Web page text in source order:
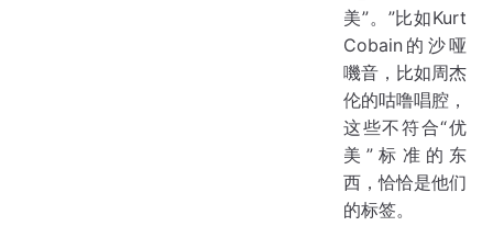
美”。”比如Kurt
Cobain的沙哑
嘰音，比如周杰
伦的咕噜唱腔，
这些不符合“优
美”标准的东
西，恰恰是他们
的标签。